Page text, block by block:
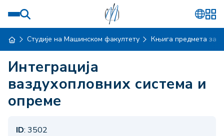
Студије на Машинском факултету Књига предмета за
Интеграција
ваздухопловних система и
опреме
ID: 3502